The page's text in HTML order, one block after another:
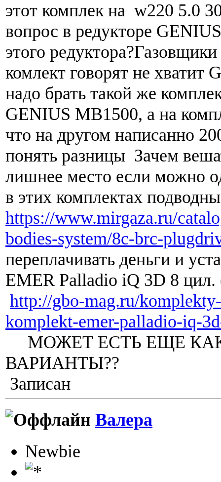
этот комплек на w220 5.0
вопрос в редукторе
этого
комлект говорят не
надо брать такой же
GENIUS MB1500, а на
что на другом написанно
понять разницы Зачем
лишнее место если можно
в этих комплектах
https://www.mirgaza.ru/
bodies-system/8c-brc-
переплачивать деньги и
EMER Palladio iQ 3D 8
http://gbo-mag.ru/
komplekt-emer-palladio-iq-
МОЖЕТ ЕСТЬ ЕЩЕ
ВАРИАНТЫ??
Записан
Валера
Newbie